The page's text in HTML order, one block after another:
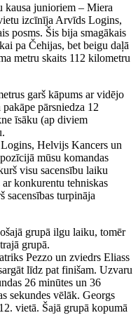
kausa junioriem – Miera
izcīnīja Arvīds Logins,
posms. Šis bija smagākais
pa Čehijas, bet beigu daļā
metru skaits 112 kilometru
garš kāpums ar vidējo
pārsniedza 12
īsāku (ap diviem
Helvijs Kancers un
mūsu komandas
visu sacensību laiku
ar konkurentu tehniskas
sacensības turpināja
grupā ilgu laiku, tomēr
grupā.
Pezzo un zviedrs Eliass
līdz pat finišam. Uzvaru
26 minūtes un 36
sekundes vēlāk. Georgs
vietā. Šajā grupā kopumā